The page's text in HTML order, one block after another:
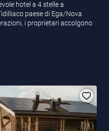
hotel a 4 stelle a
paese di Ega/Nova
i proprietari accolgono